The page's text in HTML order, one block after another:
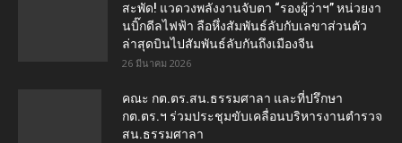
สะพัด! แวดวงพลังงานจับตา “รองผู้ว่าฯ” หน่วยงา
นบิ๊กดีลไฟฟ้า ลือหึ่งสัมพันธ์ลับกับเลขาส่วนตัว
ล่าสุดบินไปสัมพันธ์ลับกันถึงเมืองจีน
26 มีนาคม 2026
คณะ กต.ตร.สน.ธรรมศาลา และที่ปรึกษา
กต.ตร.ฯ ร่วมประชุมขับเคลื่อนบริหารงานตำรวจ
สน.ธรรมศาลา